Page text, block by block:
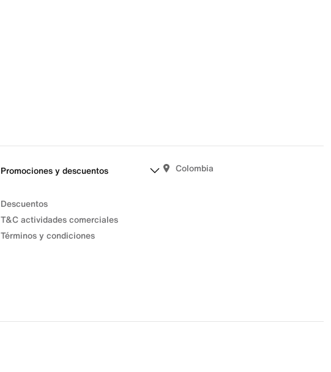
Promociones y descuentos
Descuentos
T&C actividades comerciales
Términos y condiciones
Colombia